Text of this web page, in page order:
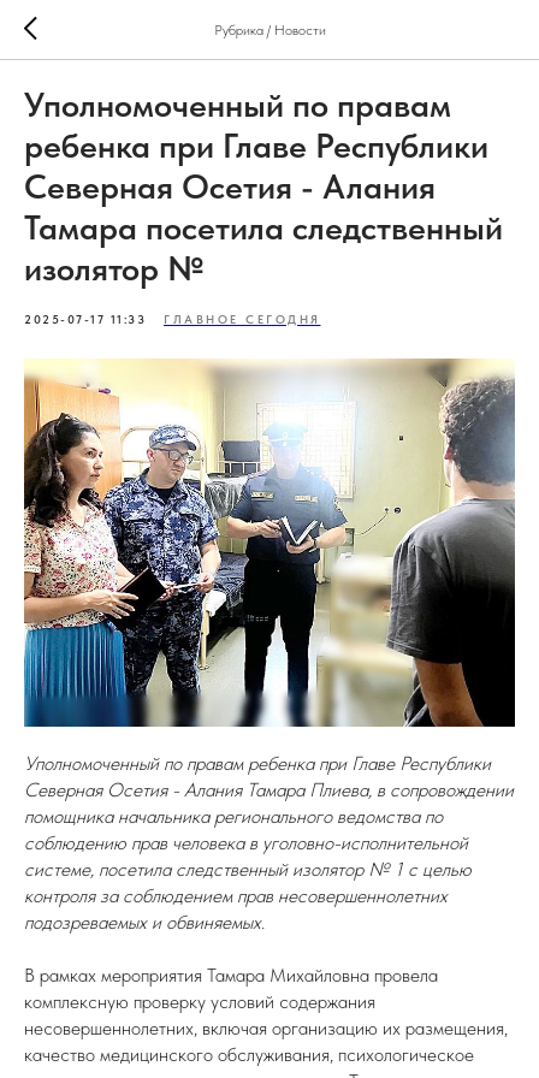
Рубрика / Новости
Уполномоченный по правам
ребенка при Главе Республики
Северная Осетия - Алания
Тамара посетила следственный
изолятор №
2025-07-17 11:33 ГЛАВНОЕ СЕГОДНЯ
Уполномоченный по правам ребенка при Главе Республики
Северная Осетия - Алания Тамара Плиева, в сопровождении
помощника начальника регионального ведомства по
соблюдению прав человека в уголовно-исполнительной
системе, посетила следственный изолятор № 1 с целью
контроля за соблюдением прав несовершеннолетних
подозреваемых и обвиняемых.
В рамках мероприятия Тамара Михайловна провела
комплексную проверку условий содержания
несовершеннолетних, включая организацию их размещения,
качество медицинского обслуживания, психологическое